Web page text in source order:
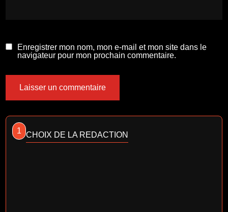
Enregistrer mon nom, mon e-mail et mon site dans le
navigateur pour mon prochain commentaire.
1 CHOIX DE LA REDACTION